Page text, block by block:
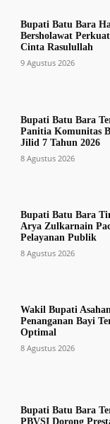
Bupati Batu Bara
Bersholawat
Cinta Rasulullah
9 Agustus 2026
Bupati Batu Bara
Panitia Komunitas
Jilid 7 Tahun 2026
8 Agustus 2026
Bupati Batu Bara
Arya Zulkarnain
Pelayanan Publik
8 Agustus 2026
Wakil Bupati
Penanganan Bayi
Optimal
8 Agustus 2026
Bupati Batu Bara
PBVSI Dorong